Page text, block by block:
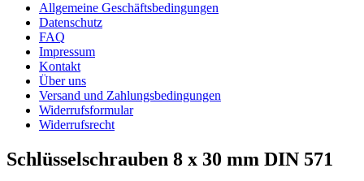
Allgemeine Geschäftsbedingungen
Datenschutz
FAQ
Impressum
Kontakt
Über uns
Versand und Zahlungsbedingungen
Widerrufsformular
Widerrufsrecht
Schlüsselschrauben 8 x 30 mm DIN 571